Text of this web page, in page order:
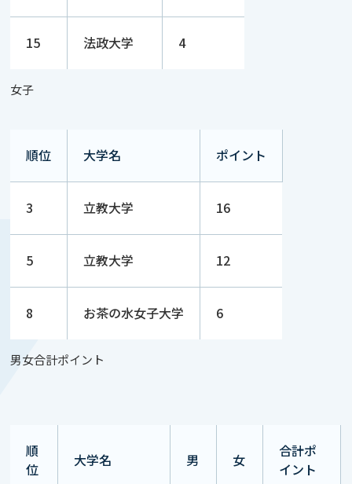
15 法政大学 4
女子
順位 大学名 ポイント
3 立教大学 16
5 立教大学 12
8 お茶の水女子大学 6
男女合計ポイント
順
位
大学名 男 女
合計ポ
イント